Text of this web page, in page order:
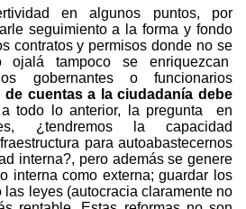
en algunos puntos, por
seguimiento a la forma y fondo
contratos y permisos donde no se
tampoco se enriquezcan
los gobernantes o funcionarios
de cuentas a la ciudadanía debe
todo lo anterior, la pregunta en
¿tendremos la capacidad
para autoabastecernos
interna?, pero además se genere
interna como externa; guardar los
leyes (autocracia claramente no